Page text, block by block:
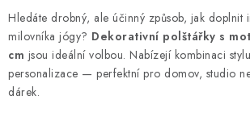
v
l
á
d
a
Hledáte drobný, ale účinný způsob, jak doplnit
milovníka jógy? Dekorativní polštářky s
cm jsou ideální volbou. Nabízejí kombinaci
personalizace — perfektní pro domov, studio
dárek.